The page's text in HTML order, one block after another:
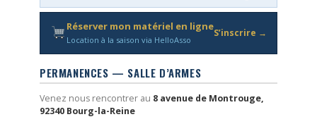
Réserver mon matériel en ligne
Location à la saison via HelloAsso
S’inscrire →
PERMANENCES — SALLE D’ARMES
Venez nous rencontrer au 8 avenue de Montrouge,
92340 Bourg-la-Reine